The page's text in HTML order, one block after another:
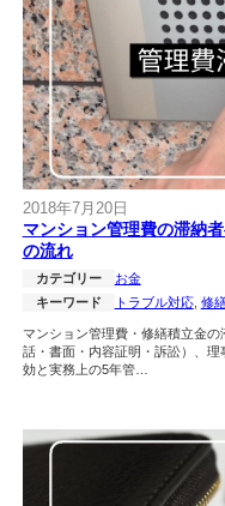
2018年7月20日
マンション管理費の滞納
の流れ
カテゴリー
お金
キーワード
トラブル対応, 修
マンション管理費・修繕積立金
話・書面・内容証明・訴訟）、
効と実務上の5年管…